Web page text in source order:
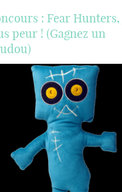
: Fear Hunters,
peur ! (Gagnez un